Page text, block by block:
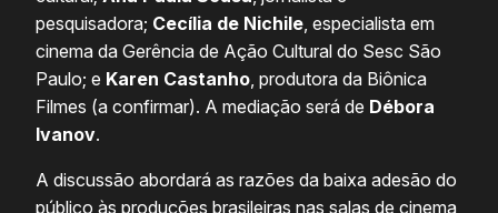
pesquisadora; Cecília de Nichile , especialista em
cinema da Gerência de Ação Cultural do Sesc São
Paulo; e Karen Castanho , produtora da Biônica
Filmes (a confirmar). A mediação será de Débora
Ivanov.
A discussão abordará as razões da baixa adesão do
público às produções brasileiras nas salas de cinema